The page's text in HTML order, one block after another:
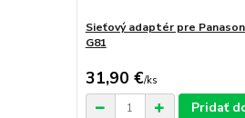
Sieťový adaptér pre
G81
31,90 €/ks
Pridať